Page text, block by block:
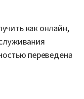
как онлайн,
переведена